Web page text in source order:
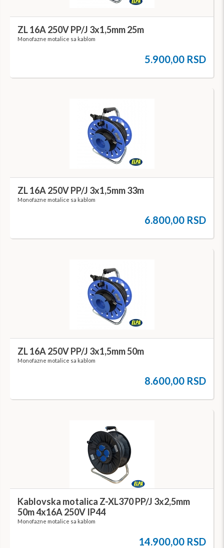
ZL 16A 250V PP/J 3x1,5mm 25m
Monofazne motalice sa kablom
5.900,00 RSD
ZL 16A 250V PP/J 3x1,5mm 33m
Monofazne motalice sa kablom
6.800,00 RSD
ZL 16A 250V PP/J 3x1,5mm 50m
Monofazne motalice sa kablom
8.600,00 RSD
Kablovska motalica Z-XL370 PP/J 3x2,5mm
50m 4x16A 250V IP44
Monofazne motalice sa kablom
14.900,00 RSD